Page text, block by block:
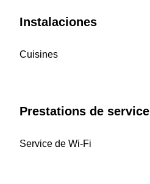
Instalaciones
Cuisines
Prestations de service
Service de Wi-Fi